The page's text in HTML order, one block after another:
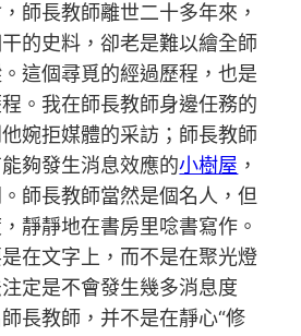
師長教師離世二十多年來，
的史料，卻老是難以繪全師
這個尋覓的經過歷程，也是
。我在師長教師身邊任務的
婉拒媒體的采訪；師長教師
夠發生消息效應的小樹屋 ，
師長教師當然是個名人，但
靜靜地在書房里唸書寫作。
在文字上，而不是在聚光燈
定是不會發生幾多消息度
長教師，并不是在靜心“修